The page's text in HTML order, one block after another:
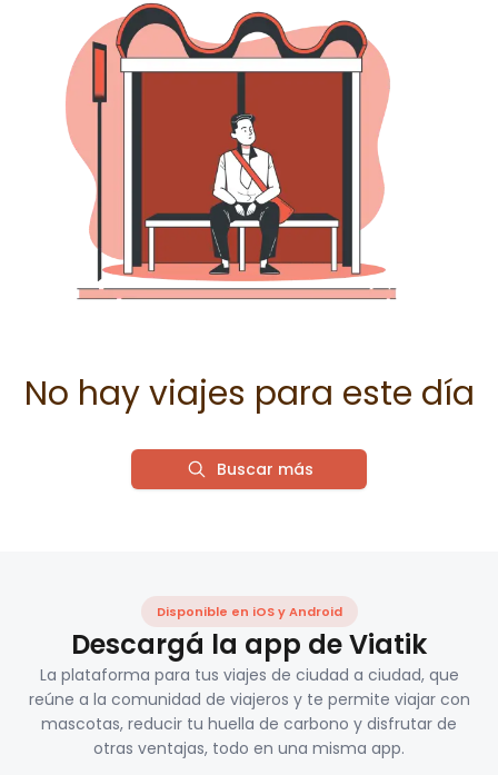
No hay viajes para este día
Buscar más
Disponible en iOS y Android
Descargá la app de Viatik
La plataforma para tus viajes de ciudad a ciudad, que
reúne a la comunidad de viajeros y te permite viajar con
mascotas, reducir tu huella de carbono y disfrutar de
otras ventajas, todo en una misma app.